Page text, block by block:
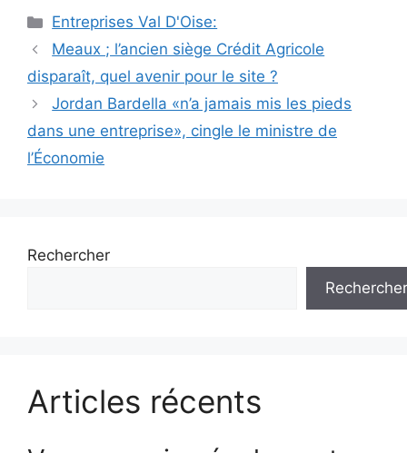
Catégories
Entreprises Val D'Oise:
Navigation
des
articles
Meaux ; l’ancien siège Crédit Agricole
disparaît, quel avenir pour le site ?
Jordan Bardella «n’a jamais mis les pieds
dans une entreprise», cingle le ministre de
l’Économie
Rechercher
Rechercher
Articles récents